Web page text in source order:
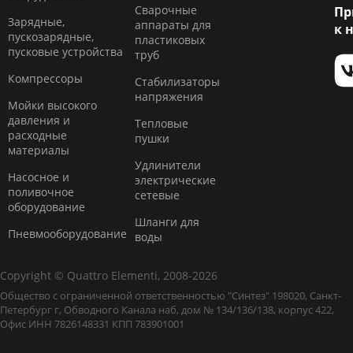
Зарядные,
пускозарядные,
пусковые устройства
Компресcоры
Мойки высокого
давления и
расходные
материалы
Насосное и
поливочное
оборудование
Пневмооборудование
Сварочные
аппараты для
пластиковых
труб
Стабилизаторы
напряжения
Тепловые
пушки
Удлинители
электрические
сетевые
Шланги для
воды
к
Copyright © Quattro Elementi, 2008-2026
Общество с ограниченной ответственностью "Синтез" 198020, Санкт-
Петербург г, Обводного Канала наб, дом № 134/136/138, корпус 422,
Офис ИНН 7826148331 КПП 783901001